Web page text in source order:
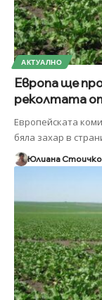
АКТУАЛНО
Европа ще
реколтата
Европейската
бяла захар в
Юлиана